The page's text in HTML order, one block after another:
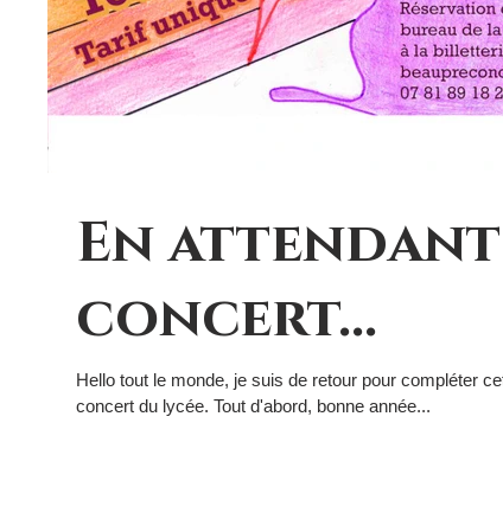
En
concert...
Hello tout le monde, je suis de retour pour compléter
concert du lycée. Tout d'abord, bonne année...